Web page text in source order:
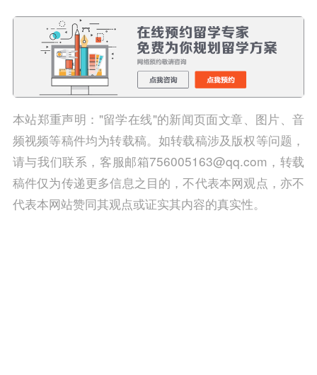
本站郑重声明："留学在线"的新闻页面文章、图片、音
频视频等稿件均为转载稿。如转载稿涉及版权等问题，
请与我们联系，客服邮箱756005163@qq.com，转载
稿件仅为传递更多信息之目的，不代表本网观点，亦不
代表本网站赞同其观点或证实其内容的真实性。